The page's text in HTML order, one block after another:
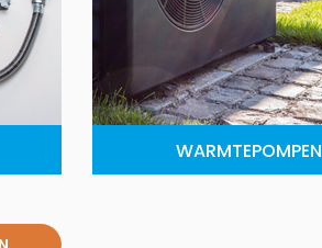
WARMTEPOMPEN